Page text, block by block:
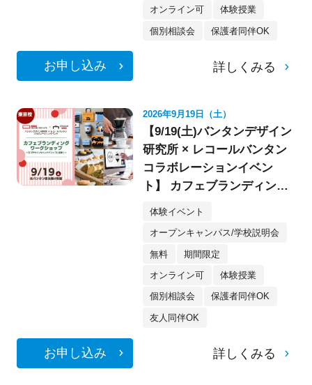
オンライン可 体験授業
個別相談会 保護者同伴OK
お申し込み 詳しくみる
2026年9月19日（土）
【9/19(土)バンタンデザイン
研究所 × レコールバンタン
コラボレーションイベン
ト】 カフェブランディング
ワークショップ〈デザイ
体験イベント
オープンキャンパス/学校説明会
無料 期間限定
オンライン可 体験授業
個別相談会 保護者同伴OK
友人同伴OK
お申し込み 詳しくみる